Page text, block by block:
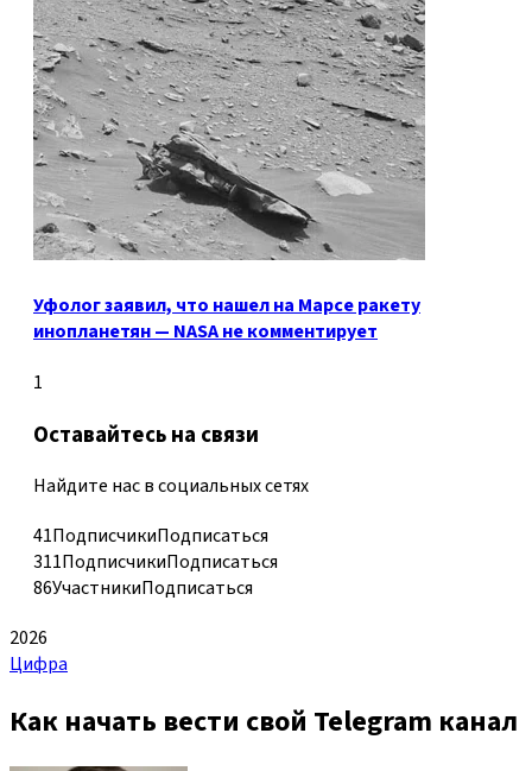
Уфолог заявил, что нашел на Марсе ракету
инопланетян — NASA не комментирует
1
Оставайтесь на связи
Найдите нас в социальных сетях
41ПодписчикиПодписаться
311ПодписчикиПодписаться
86УчастникиПодписаться
2026
Цифра
Как начать вести свой Telegram канал